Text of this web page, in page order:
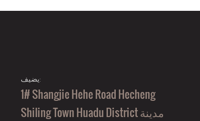
يضيف:
1# Shangjie Hehe Road Hecheng
Shiling Town Huadu District مدينة